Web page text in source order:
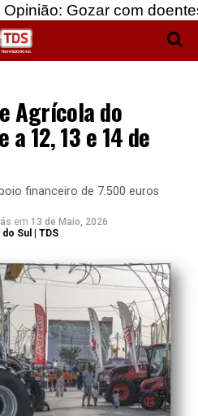
com doentes e bajular
Agrícola do
12, 13 e 14 de
financeiro de 7.500 euros
em 13 de Maio, 2026
Sul | TDS